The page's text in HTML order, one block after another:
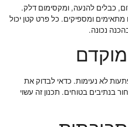
כבלים להנעה, ומקסימום דלק.
ומספיקים. כל פרט קטן יכול
נכונה.
לא נעימות. כדאי לבדוק את
בנתיבים בטוחים. תכנון זה עשוי